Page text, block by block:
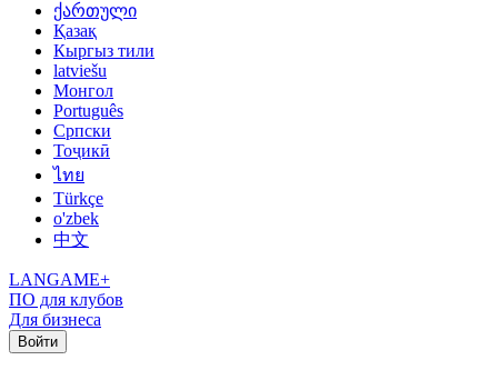
ქართული
Қазақ
Кыргыз тили
latviešu
Монгол
Português
Српски
Тоҷикӣ
ไทย
Türkçe
o'zbek
中文
LANGAME+
ПО для клубов
Для бизнеса
Войти